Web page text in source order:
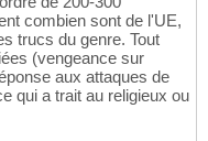
combien sont de l'UE,
trucs du genre. Tout
(vengeance sur
aux attaques de
qui a trait au religieux ou